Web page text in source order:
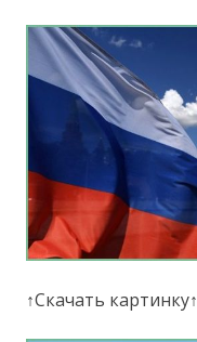
↑Скачать картинку↑